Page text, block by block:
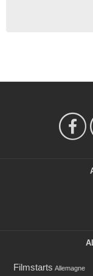
Filmstarts Allemagne